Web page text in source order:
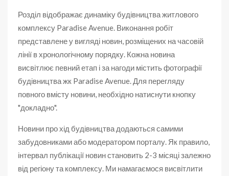
Розділ відображає динаміку будівництва житлового
комплексу Paradise Avenue. Виконання робіт
представлене у вигляді новин, розміщених на часовій
лінії в хронологічному порядку. Кожна новина
висвітлює певний етап і за нагоди містить фотографії
будівництва жк Paradise Avenue. Для перегляду
повного вмісту новини, необхідно натиснути кнопку
"докладно".
Новини про хід будівництва додаються самими
забудовниками або модератором порталу. Як правило,
інтервал публікації новин становить 2-3 місяці залежно
від регіону та комплексу. Ми намагаємося висвітлити